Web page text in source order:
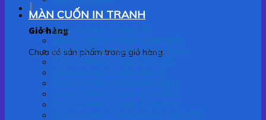
Giỏ hàng
Chưa có sản phẩm trong giỏ hàng.
MÀN CUỐN IN TRANH
MÀN CUỐN IN TRANH 3D
MÀN CUỐN IN TRANH CÔNG GIÁO